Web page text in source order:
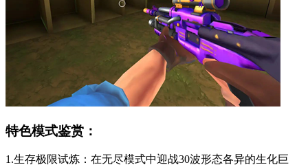
特色模式鉴赏：
1.生存极限试炼：在无尽模式中迎战30波形态各异的生化巨